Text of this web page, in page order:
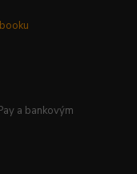
a bankovým